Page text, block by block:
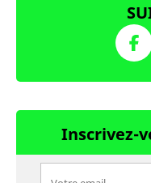
Inscrivez-